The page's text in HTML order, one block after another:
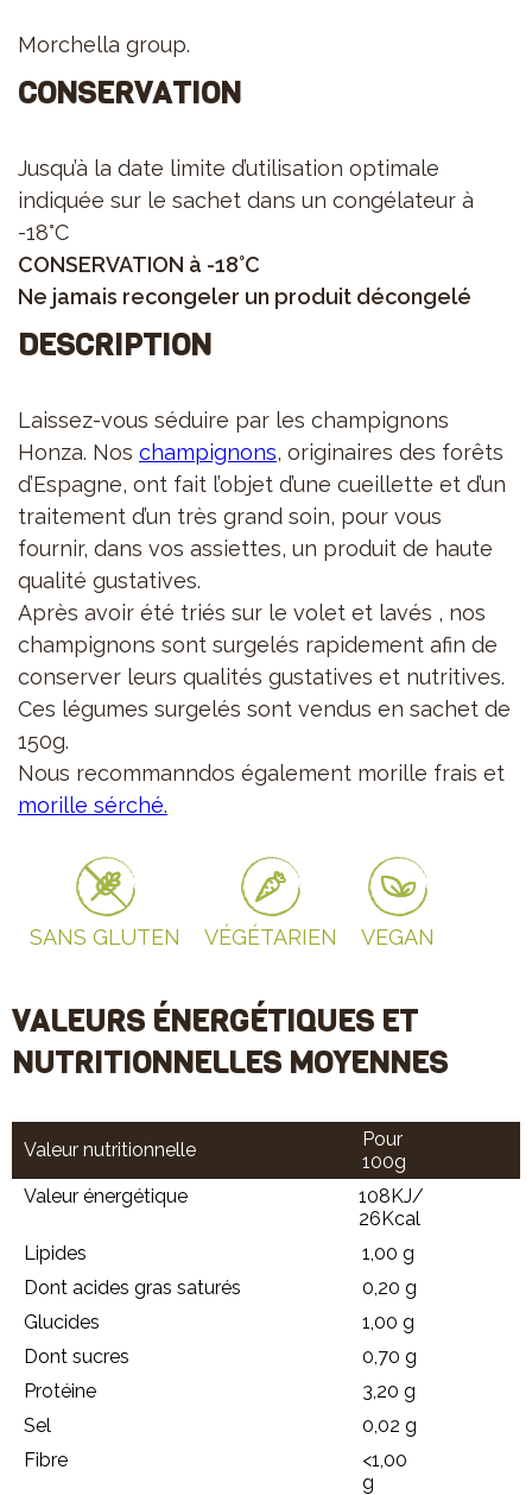
Morchella group.
CONSERVATION
Jusqu’à la date limite d’utilisation optimale
indiquée sur le sachet dans un congélateur à
-18°C
CONSERVATION à -18°C
Ne jamais recongeler un produit décongelé
DESCRIPTION
Laissez-vous séduire par les champignons
Honza. Nos champignons, originaires des forêts
d’Espagne, ont fait l’objet d’une cueillette et d’un
traitement d’un très grand soin, pour vous
fournir, dans vos assiettes, un produit de haute
qualité gustatives.
Après avoir été triés sur le volet et lavés , nos
champignons sont surgelés rapidement afin de
conserver leurs qualités gustatives et nutritives.
Ces légumes surgelés sont vendus en sachet de
150g.
Nous recommanndos également morille frais et
morille sérché.
SANS GLUTEN VÉGÉTARIEN VEGAN
VALEURS ÉNERGÉTIQUES ET
NUTRITIONNELLES MOYENNES
Valeur nutritionnelle
Pour
100g
Valeur énergétique
108KJ/
26Kcal
Lipides
1,00 g
Dont acides gras saturés
0,20 g
Glucides
1,00 g
Dont sucres
0,70 g
Protéine
3,20 g
Sel
0,02 g
Fibre
<1,00
g